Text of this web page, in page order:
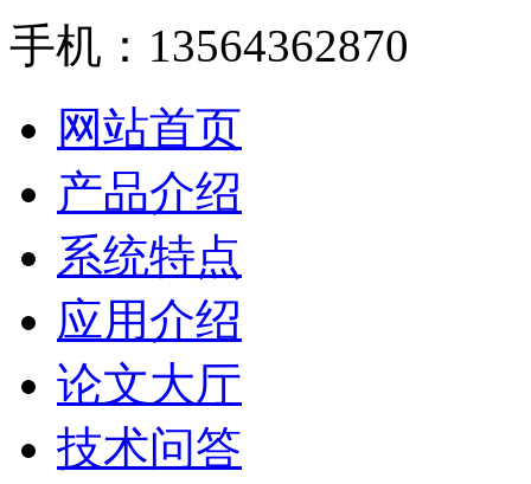
手机：13564362870
网站首页
产品介绍
系统特点
应用介绍
论文大厅
技术问答